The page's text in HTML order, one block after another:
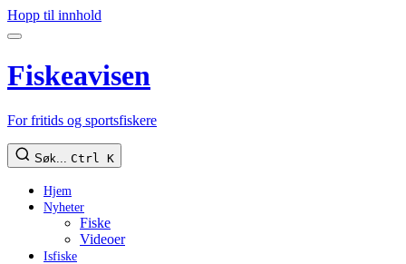
Hopp til innhold
Fiskeavisen
For fritids og sportsfiskere
Søk... Ctrl K
Hjem
Nyheter
Fiske
Videoer
Isfiske